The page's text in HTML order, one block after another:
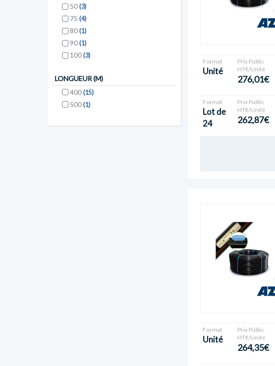
50 (3)
75 (4)
80 (1)
90 (1)
100 (3)
LONGUEUR (M)
400 (15)
500 (1)
Format
Unité
Prix Public
HT€/Unité
276,01€
Format
Lot de
24
Prix Public
HT€/Unité
262,87€
Format
Unité
Prix Public
HT€/Unité
264,35€